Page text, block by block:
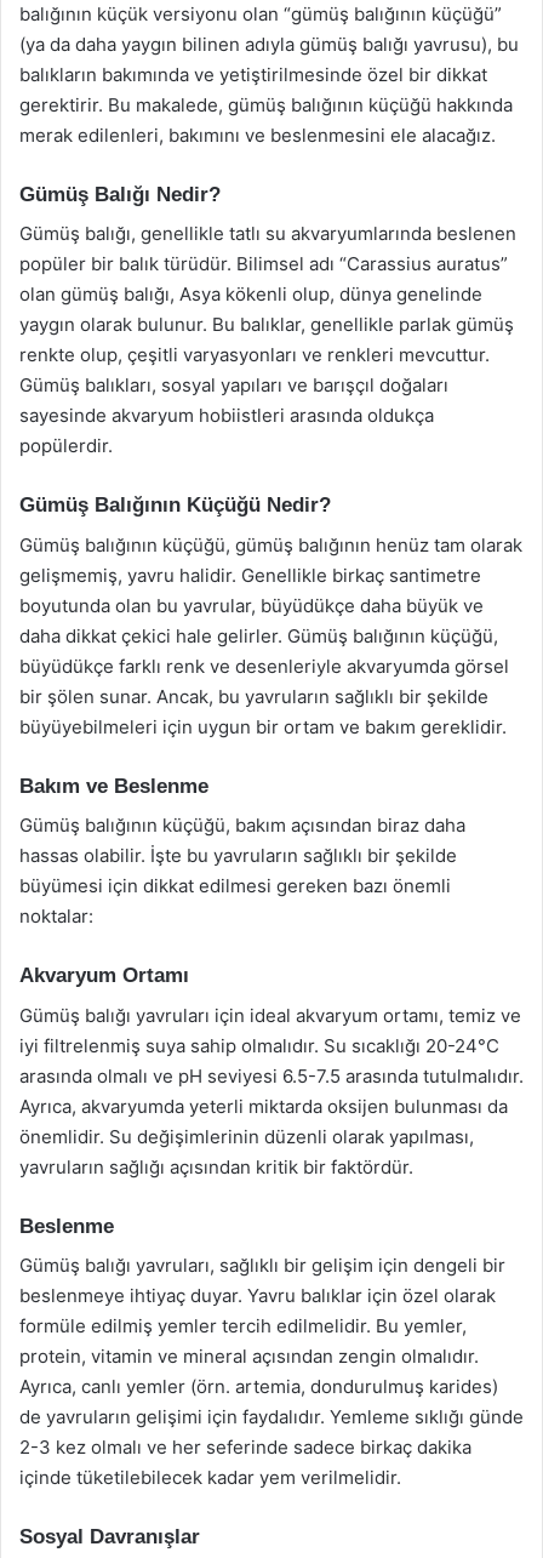
balığının küçük versiyonu olan “gümüş balığının küçüğü”
(ya da daha yaygın bilinen adıyla gümüş balığı yavrusu), bu
balıkların bakımında ve yetiştirilmesinde özel bir dikkat
gerektirir. Bu makalede, gümüş balığının küçüğü hakkında
merak edilenleri, bakımını ve beslenmesini ele alacağız.
Gümüş Balığı Nedir?
Gümüş balığı, genellikle tatlı su akvaryumlarında beslenen
popüler bir balık türüdür. Bilimsel adı “Carassius auratus”
olan gümüş balığı, Asya kökenli olup, dünya genelinde
yaygın olarak bulunur. Bu balıklar, genellikle parlak gümüş
renkte olup, çeşitli varyasyonları ve renkleri mevcuttur.
Gümüş balıkları, sosyal yapıları ve barışçıl doğaları
sayesinde akvaryum hobiistleri arasında oldukça
popülerdir.
Gümüş Balığının Küçüğü Nedir?
Gümüş balığının küçüğü, gümüş balığının henüz tam olarak
gelişmemiş, yavru halidir. Genellikle birkaç santimetre
boyutunda olan bu yavrular, büyüdükçe daha büyük ve
daha dikkat çekici hale gelirler. Gümüş balığının küçüğü,
büyüdükçe farklı renk ve desenleriyle akvaryumda görsel
bir şölen sunar. Ancak, bu yavruların sağlıklı bir şekilde
büyüyebilmeleri için uygun bir ortam ve bakım gereklidir.
Bakım ve Beslenme
Gümüş balığının küçüğü, bakım açısından biraz daha
hassas olabilir. İşte bu yavruların sağlıklı bir şekilde
büyümesi için dikkat edilmesi gereken bazı önemli
noktalar:
Akvaryum Ortamı
Gümüş balığı yavruları için ideal akvaryum ortamı, temiz ve
iyi filtrelenmiş suya sahip olmalıdır. Su sıcaklığı 20-24°C
arasında olmalı ve pH seviyesi 6.5-7.5 arasında tutulmalıdır.
Ayrıca, akvaryumda yeterli miktarda oksijen bulunması da
önemlidir. Su değişimlerinin düzenli olarak yapılması,
yavruların sağlığı açısından kritik bir faktördür.
Beslenme
Gümüş balığı yavruları, sağlıklı bir gelişim için dengeli bir
beslenmeye ihtiyaç duyar. Yavru balıklar için özel olarak
formüle edilmiş yemler tercih edilmelidir. Bu yemler,
protein, vitamin ve mineral açısından zengin olmalıdır.
Ayrıca, canlı yemler (örn. artemia, dondurulmuş karides)
de yavruların gelişimi için faydalıdır. Yemleme sıklığı günde
2-3 kez olmalı ve her seferinde sadece birkaç dakika
içinde tüketilebilecek kadar yem verilmelidir.
Sosyal Davranışlar